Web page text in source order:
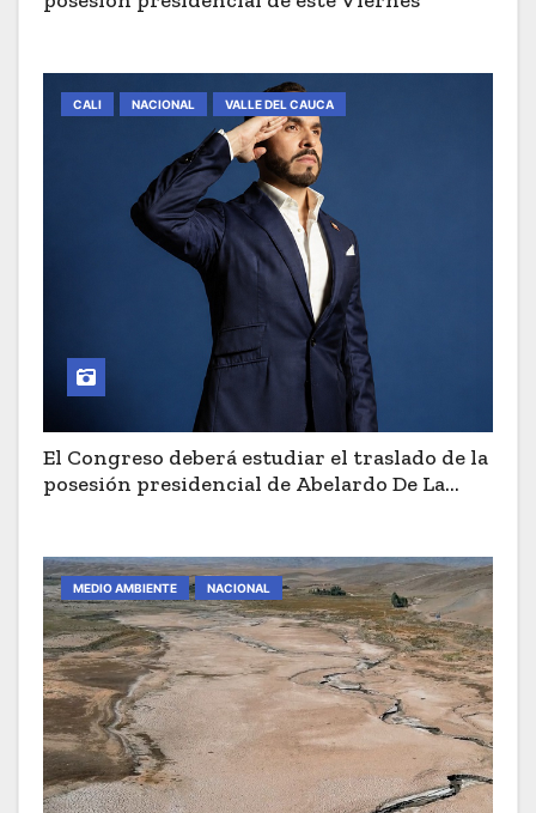
CALI NACIONAL VALLE DEL CAUCA
El Congreso deberá estudiar el traslado de la
posesión presidencial de Abelardo De La
MEDIO AMBIENTE NACIONAL